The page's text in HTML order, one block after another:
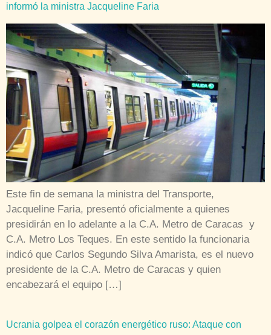
informó la ministra Jacqueline Faria
Este fin de semana la ministra del Transporte,
Jacqueline Faria, presentó oficialmente a quienes
presidirán en lo adelante a la C.A. Metro de Caracas y
C.A. Metro Los Teques. En este sentido la funcionaria
indicó que Carlos Segundo Silva Amarista, es el nuevo
presidente de la C.A. Metro de Caracas y quien
encabezará el equipo […]
Ucrania golpea el corazón energético ruso: Ataque con